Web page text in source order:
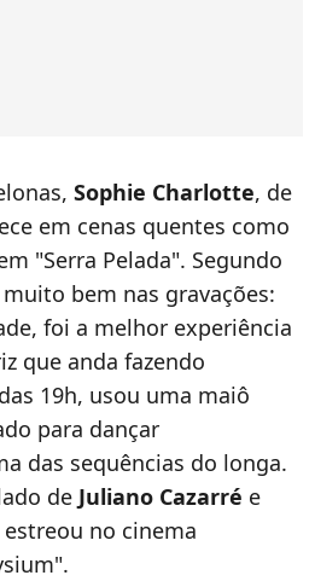
Sophie Charlotte, de
em cenas quentes como
"Serra Pelada". Segundo
bem nas gravações:
foi a melhor experiência
que anda fazendo
19h, usou uma maiô
para dançar
das sequências do longa.
de Juliano Cazarré e
estreou no cinema